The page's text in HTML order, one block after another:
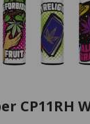
CP11RH